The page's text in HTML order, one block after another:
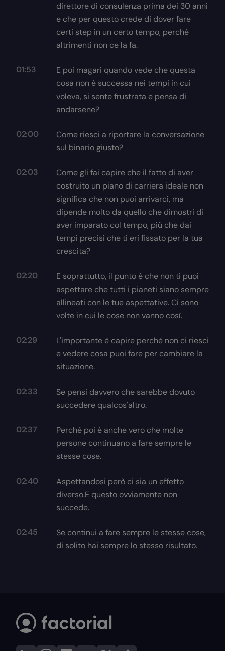
direttore di consulenza prima dei 30 anni
e che per questo crede di dover fare
certi step in un certo tempo, perché
altrimenti non ce la fa.
01:53
E poi magari quando vede che questa
cosa non è successa nei tempi in cui
voleva, si sente frustrata e pensa di
andarsene?
02:00
Come riesci a riportare la conversazione
sul binario giusto?
02:03
Come gli fai capire che il fatto di aver
costruito un piano di carriera ideale non
significa che non puoi arrivarci, ma
dipende molto da quello che dimostri di
aver imparato col tempo, più che dai
tempi precisi che ti eri fissato per la tua
crescita?
02:20
E soprattutto, il punto è che non ti puoi
aspettare che tutti i pianeti siano sempre
allineati con le tue aspettative. Ci sono
volte in cui le cose non vanno così.
02:29
L'importante è capire perché non ci riesci
e vedere cosa puoi fare per cambiare la
situazione.
02:33
Se pensi davvero che sarebbe dovuto
succedere qualcos'altro.
02:37
Perché poi è anche vero che molte
persone continuano a fare sempre le
stesse cose.
02:40
Aspettandosi però ci sia un effetto
diverso.E questo ovviamente non
succede.
02:45
Se continui a fare sempre le stesse cose,
di solito hai sempre lo stesso risultato.